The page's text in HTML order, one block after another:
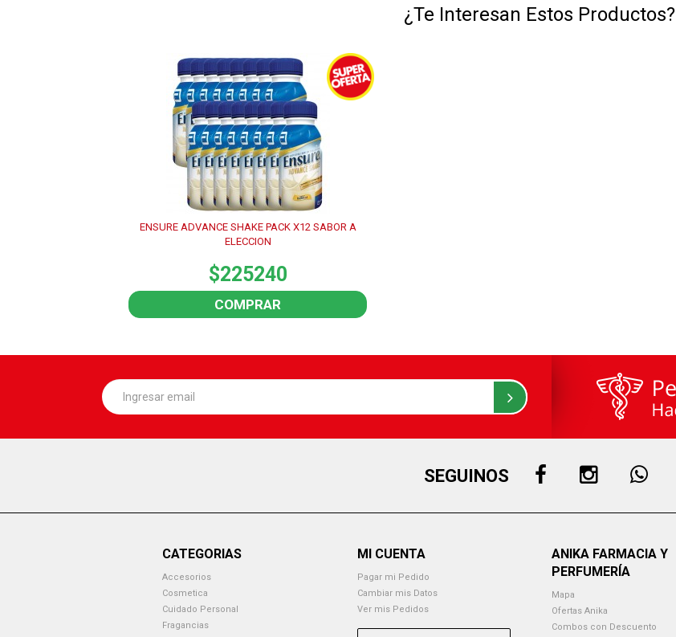
¿Te Interesan Estos Productos?
ENSURE ADVANCE SHAKE PACK X12 SABOR A
ELECCION
$225240
COMPRAR
SEGUINOS
CATEGORIAS
Accesorios
Cosmetica
Cuidado Personal
Fragancias
MI CUENTA
Pagar mi Pedido
Cambiar mis Datos
Ver mis Pedidos
ANIKA FARMACIA Y
PERFUMERÍA
Mapa
Ofertas Anika
Combos con Descuento